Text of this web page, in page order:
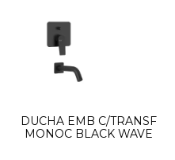
DUCHA EMB C/TRANSF
MONOC BLACK WAVE